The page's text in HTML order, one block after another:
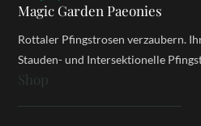
Magic Garden Paeonies
Rottaler Pfingstrosen verzaubern.
Stauden- und Intersektionelle
Shop